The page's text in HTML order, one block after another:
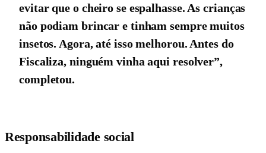
evitar que o cheiro se espalhasse. As crianças
não podiam brincar e tinham sempre muitos
insetos. Agora, até isso melhorou. Antes do
Fiscaliza, ninguém vinha aqui resolver”,
completou.
Responsabilidade social